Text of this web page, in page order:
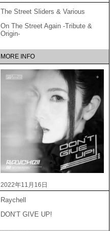
The Street Sliders & Various
On The Street Again -Tribute &
Origin-
MORE INFO
2022年11月16日
Raychell
DON’T GIVE UP!